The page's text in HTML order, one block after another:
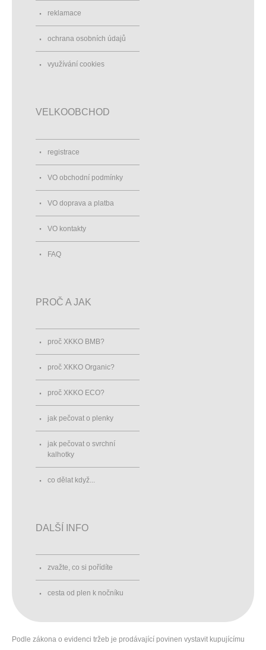
reklamace
ochrana osobních údajů
využívání cookies
VELKOOBCHOD
registrace
VO obchodní podmínky
VO doprava a platba
VO kontakty
FAQ
PROČ A JAK
proč XKKO BMB?
proč XKKO Organic?
proč XKKO ECO?
jak pečovat o plenky
jak pečovat o svrchní
kalhotky
co dělat když...
DALŠÍ INFO
zvažte, co si pořídíte
cesta od plen k nočníku
Podle zákona o evidenci tržeb je prodávající povinen vystavit kupujícímu